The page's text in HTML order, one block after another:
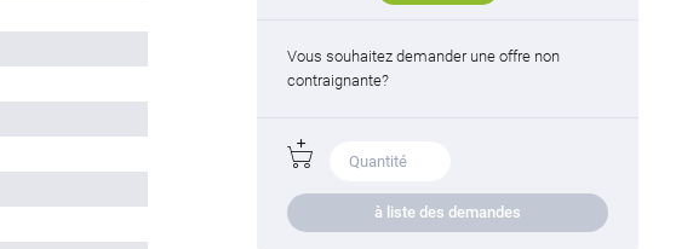
Vous souhaitez demander une offre non
contraignante?
à liste des demandes